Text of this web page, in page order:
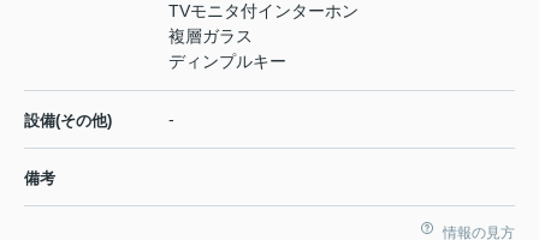
TVモニタ付インターホン
複層ガラス
ディンプルキー
設備(その他) -
備考
情報の見方